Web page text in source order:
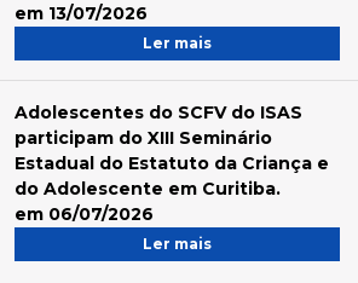
em 13/07/2026
Ler mais
Adolescentes do SCFV do ISAS
participam do XIII Seminário
Estadual do Estatuto da Criança e
do Adolescente em Curitiba.
em 06/07/2026
Ler mais